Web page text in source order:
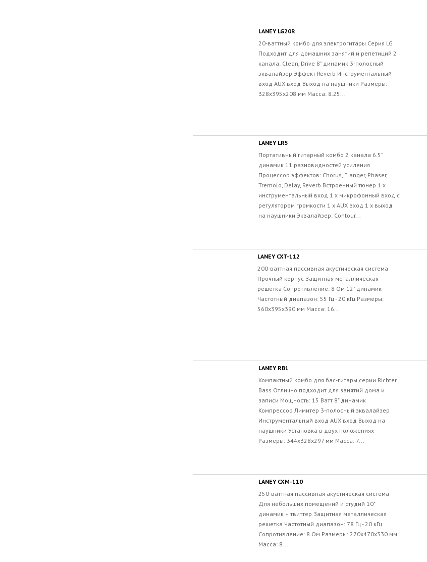
LANEY LG20R
20-ваттный комбо для электрогитары Серия LG
Подходит для домашних занятий и репетиций 2
канала: Clean, Drive 8" динамик 3-полосный
эквалайзер Эффект Reverb Инструментальный
вход AUX вход Выход на наушники Размеры:
328x395x208 мм Масса: 8.25...
LANEY LR5
Портативный гитарный комбо 2 канала 6.5"
динамик 11 разновидностей усиления
Процессор эффектов: Chorus, Flanger, Phaser,
Tremolo, Delay, Reverb Встроенный тюнер 1 x
инструментальный вход 1 x микрофонный вход с
регулятором громкости 1 x AUX вход 1 x выход
на наушники Эквалайзер: Contour...
LANEY CXT-112
200-ваттная пассивная акустическая система
Прочный корпус Защитная металлическая
решетка Сопротивление: 8 Ом 12" динамик
Частотный диапазон: 55 Гц - 20 кГц Размеры:
560x395x390 мм Масса: 16...
LANEY RB1
Компактный комбо для бас-гитары серии Richter
Bass Отлично подходит для занятий дома и
записи Мощность: 15 Ватт 8" динамик
Компрессор Лимитер 3-полосный эквалайзер
Инструментальный вход AUX вход Выход на
наушники Установка в двух положениях
Размеры: 344x328x297 мм Масса: 7...
LANEY CXM-110
250-ваттная пассивная акустическая система
Для небольших помещений и студий 10"
динамик + твиттер Защитная металлическая
решетка Частотный диапазон: 78 Гц - 20 кГц
Сопротивление: 8 Ом Размеры: 270x470x330 мм
Масса: 8...